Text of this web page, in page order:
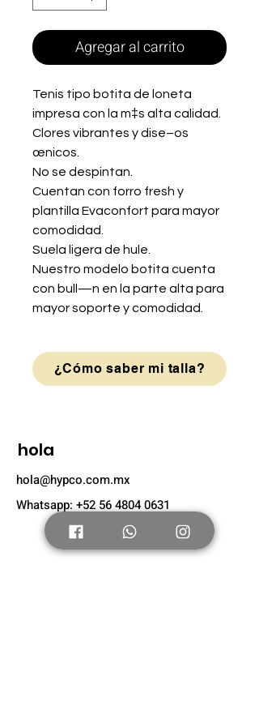
Agregar al carrito
Tenis tipo botita de loneta
impresa con la m‡s alta calidad.
Clores vibrantes y dise–os
œnicos.
No se despintan.
Cuentan con forro fresh y
plantilla Evaconfort para mayor
comodidad.
Suela ligera de hule.
Nuestro modelo botita cuenta
con bull—n en la parte alta para
mayor soporte y comodidad.
¿Cómo saber mi talla?
hola
hola@hypco.com.mx
Whatsapp: +52 56 4804 0631